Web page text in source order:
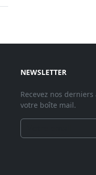
NEWSLETTER
Recevez nos
votre boîte mail.